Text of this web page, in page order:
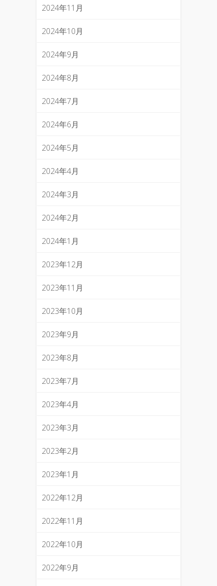
2024年11月
2024年10月
2024年9月
2024年8月
2024年7月
2024年6月
2024年5月
2024年4月
2024年3月
2024年2月
2024年1月
2023年12月
2023年11月
2023年10月
2023年9月
2023年8月
2023年7月
2023年4月
2023年3月
2023年2月
2023年1月
2022年12月
2022年11月
2022年10月
2022年9月